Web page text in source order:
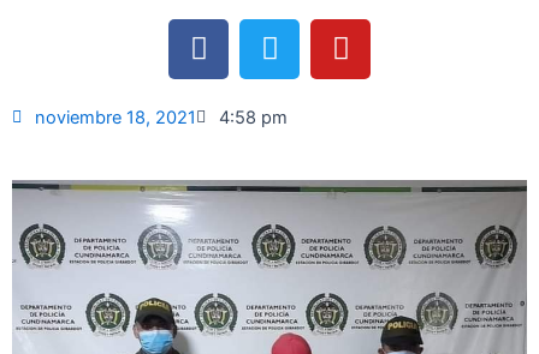
F
a
c
e
o
k
T
w
i
t
r
Y
o
u
e
noviembre 18, 2021 4:58 pm